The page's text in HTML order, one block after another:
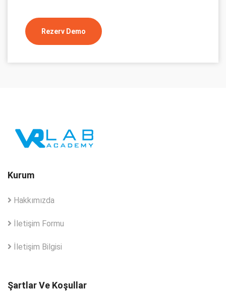
Rezerv Demo
Kurum
Hakkımızda
İletişim Formu
İletişim Bilgisi
Şartlar Ve Koşullar